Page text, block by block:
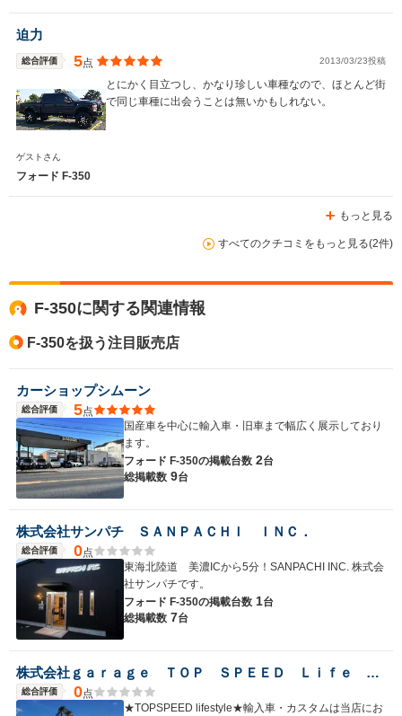
WLTCモード
迫力
総合評価 5点 2013/03/23投稿
とにかく目立つし、かなり珍しい車種なので、ほとんど街
で同じ車種に出会うことは無いかもしれない。
ゲストさん
フォード F-350
もっと見る
すべてのクチコミをもっと見る(2件)
F-350に関する関連情報
F-350を扱う注目販売店
カーショップシムーン
総合評価 5点
国産車を中心に輸入車・旧車まで幅広く展示しており
ます。
フォード F-350の掲載台数 2台
総掲載数 9台
株式会社サンパチ ＳＡＮＰＡＣＨＩ ＩＮＣ．
総合評価 0点
東海北陸道 美濃ICから5分！SANPACHI INC. 株式会
社サンパチです。
フォード F-350の掲載台数 1台
総掲載数 7台
株式会社ｇａｒａｇｅ ＴＯＰ ＳＰＥＥＤ Ｌｉｆｅ Ｓｔｙｌｅ
総合評価 0点
★TOPSPEED lifestyle★輸入車・カスタムは当店にお